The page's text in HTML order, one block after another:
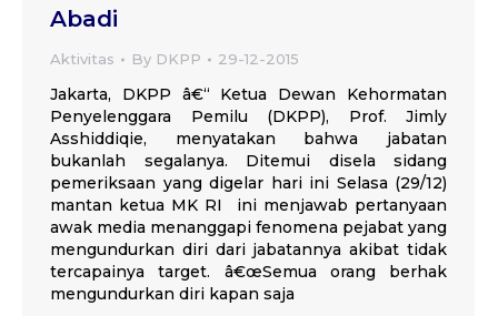
Abadi
Aktivitas By DKPP 29-12-2015
Jakarta, DKPP â€“ Ketua Dewan Kehormatan
Penyelenggara Pemilu (DKPP), Prof. Jimly
Asshiddiqie, menyatakan bahwa jabatan
bukanlah segalanya. Ditemui disela sidang
pemeriksaan yang digelar hari ini Selasa (29/12)
mantan ketua MK RI ini menjawab pertanyaan
awak media menanggapi fenomena pejabat yang
mengundurkan diri dari jabatannya akibat tidak
tercapainya target. â€œSemua orang berhak
mengundurkan diri kapan saja